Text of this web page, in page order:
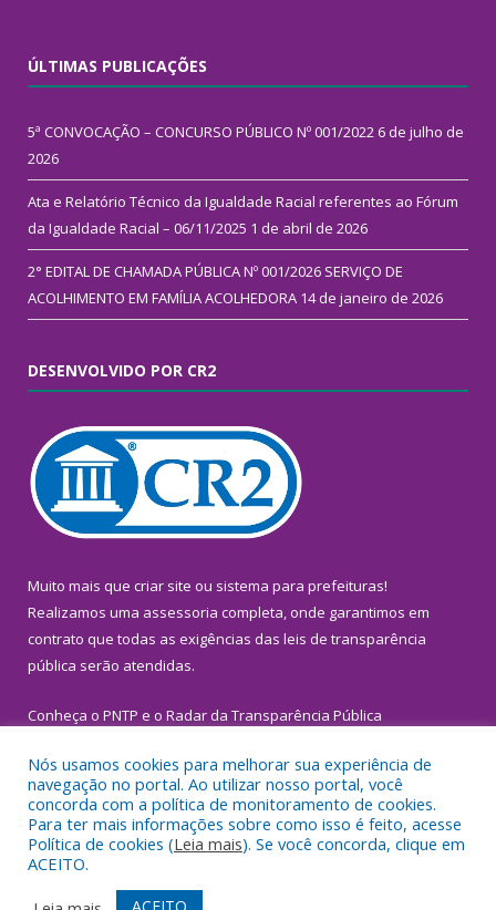
ÚLTIMAS PUBLICAÇÕES
5ª CONVOCAÇÃO – CONCURSO PÚBLICO Nº 001/2022 6 de julho de
2026
Ata e Relatório Técnico da Igualdade Racial referentes ao Fórum
da Igualdade Racial – 06/11/2025 1 de abril de 2026
2° EDITAL DE CHAMADA PÚBLICA Nº 001/2026 SERVIÇO DE
ACOLHIMENTO EM FAMÍLIA ACOLHEDORA 14 de janeiro de 2026
DESENVOLVIDO POR CR2
Muito mais que criar site ou sistema para prefeituras!
Realizamos uma assessoria completa, onde garantimos em
contrato que todas as exigências das leis de transparência
pública serão atendidas.
Conheça o PNTP e o Radar da Transparência Pública
Todos os direitos reservados a Prefeitura Municipal de
Inhangapi.
Mapa do Site Acessar Área Administrativa
Nós usamos cookies para melhorar sua experiência de
navegação no portal. Ao utilizar nosso portal, você
concorda com a política de monitoramento de cookies.
Para ter mais informações sobre como isso é feito, acesse
Política de cookies (Leia mais). Se você concorda, clique em
ACEITO.